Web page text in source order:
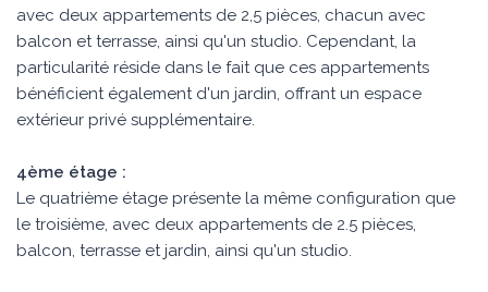
avec deux appartements de 2,5 pièces, chacun avec
balcon et terrasse, ainsi qu'un studio. Cependant, la
particularité réside dans le fait que ces appartements
bénéficient également d'un jardin, offrant un espace
extérieur privé supplémentaire.
4ème étage :
Le quatrième étage présente la même configuration que
le troisième, avec deux appartements de 2.5 pièces,
balcon, terrasse et jardin, ainsi qu'un studio.